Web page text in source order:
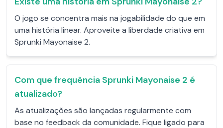
O jogo se concentra mais na jogabilidade do que em
uma história linear. Aproveite a liberdade criativa em
Sprunki Mayonaise 2.
Com que frequência Sprunki Mayonaise 2 é
atualizado?
As atualizações são lançadas regularmente com
base no feedback da comunidade. Fique ligado para